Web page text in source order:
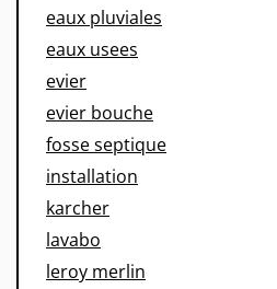
eaux pluviales
eaux usees
evier
evier bouche
fosse septique
installation
karcher
lavabo
leroy merlin